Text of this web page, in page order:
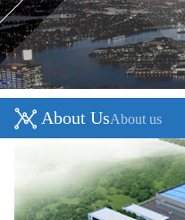
About UsAbout us